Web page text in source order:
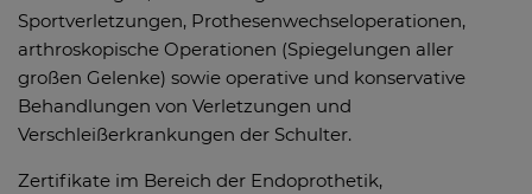
Sportverletzungen, Prothesenwechseloperationen,
arthroskopische Operationen (Spiegelungen aller
großen Gelenke) sowie operative und konservative
Behandlungen von Verletzungen und
Verschleißerkrankungen der Schulter.
Zertifikate im Bereich der Endoprothetik,